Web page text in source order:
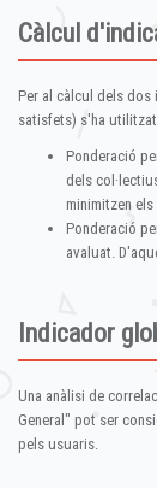
Càlcul
Per al càlcul dels
satisfets) s'ha
Ponderació
dels
minimitzen
Ponderació
avaluat.
Indicador
Una anàlisi de
General" pot ser
pels usuaris.